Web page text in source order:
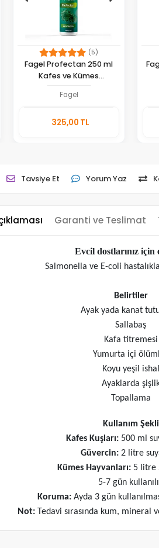
(5)
Fagel Profectan 250 ml
Kafes ve Kümes
Dezenfektanı
Fagel
325,00 TL
Tavsiye Et Yorum Yaz
Garanti ve Teslimat
Evcil dostlarınız için
Salmonella ve E-coli
Belirtiler
Ayak yada kanat
Sallabaş
Kafa titremesi
Yumurta içi
Koyu yeşil ishal
Ayaklarda
Topallama
Kullanım Şekli
Kafes Kuşları:500 ml
Güvercin: 2 litre
Kümes Hayvanları:5 litre
5-7 gün
Koruma: Ayda 3 gün
Not: Tedavi sırasında kum, mineral